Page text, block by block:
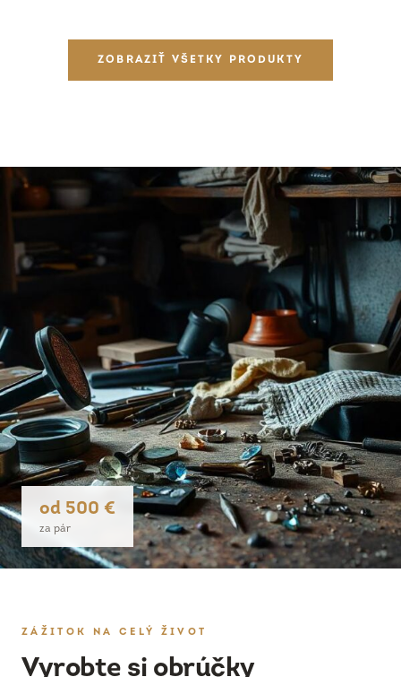
ZOBRAZIŤ VŠETKY PRODUKTY
od 500 €
za pár
ZÁŽITOK NA CELÝ ŽIVOT
Vyrobte si obrúčky